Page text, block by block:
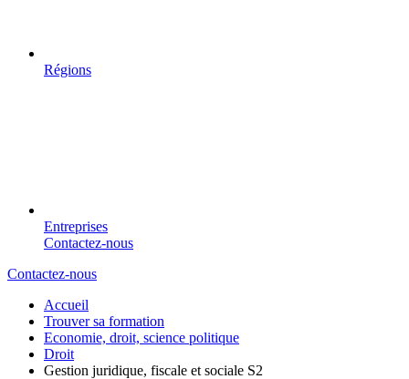
Régions
Entreprises
Contactez-nous
Contactez-nous
Accueil
Trouver sa formation
Economie, droit, science politique
Droit
Gestion juridique, fiscale et sociale S2